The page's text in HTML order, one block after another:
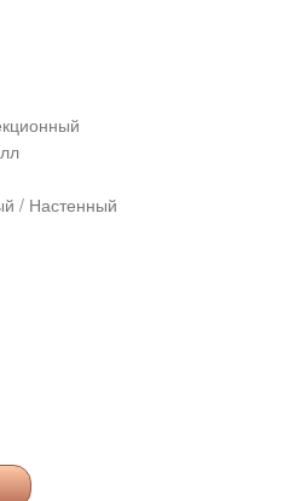
/ Настенный